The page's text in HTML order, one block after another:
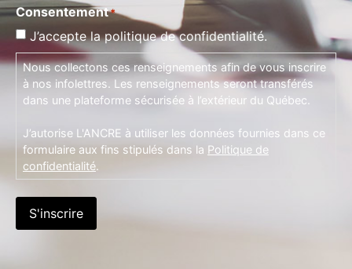
Consentement*
J’accepte la politique de confidentialité.
Nous collectons ces renseignements afin de vous inscrire
à nos infolettres. Les renseignements seront transférés
dans une plateforme sécurisée à l’extérieur du Québec.
J’autorise L'ANCRE à utiliser les données fournies dans ce
formulaire aux fins stipulés dans la Politique de
confidentialité.
S'inscrire